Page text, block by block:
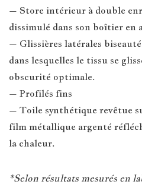
– Store intérieur à double
dissimulé dans son boîtier en
– Glissières latérales
dans lesquelles le tissu se
obscurité optimale.
– Profilés fins
– Toile synthétique revêtue
film métallique argenté
la chaleur.
*Selon résultats mesurés en